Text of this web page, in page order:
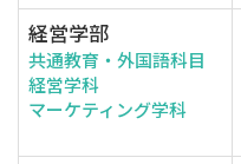
経営学部
共通教育・外国語科目
経営学科
マーケティング学科